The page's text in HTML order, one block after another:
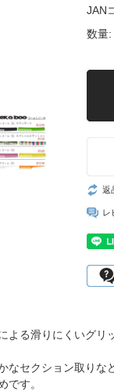
JAN
数量:
返
レ
よる滑りにくいグ
セクション取りな
です。